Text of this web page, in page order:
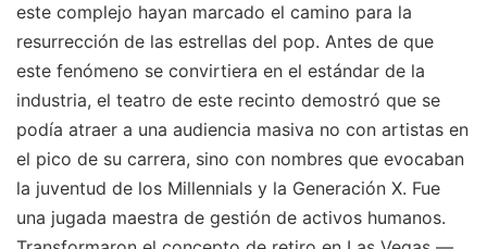
este complejo hayan marcado el camino para la
resurrección de las estrellas del pop. Antes de que
este fenómeno se convirtiera en el estándar de la
industria, el teatro de este recinto demostró que se
podía atraer a una audiencia masiva no con artistas en
el pico de su carrera, sino con nombres que evocaban
la juventud de los Millennials y la Generación X. Fue
una jugada maestra de gestión de activos humanos.